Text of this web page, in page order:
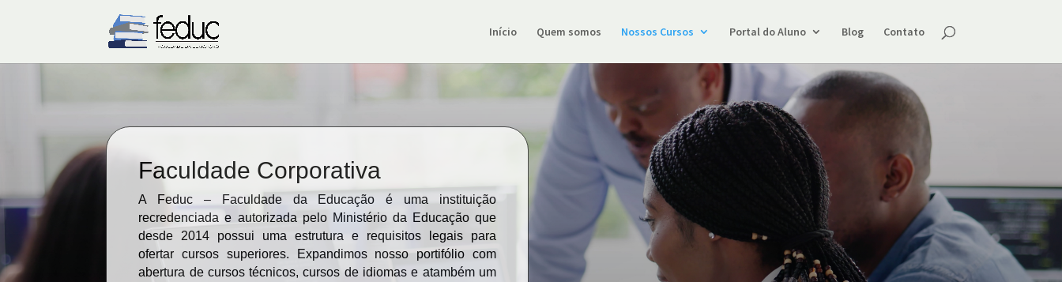
Início Quem somos Nossos Cursos Portal do Aluno Blog Contato
Faculdade Corporativa
A Feduc – Faculdade da Educação é uma instituição
recredenciada e autorizada pelo Ministério da Educação que
desde 2014 possui uma estrutura e requisitos legais para
ofertar cursos superiores. Expandimos nosso portifólio com
abertura de cursos técnicos, cursos de idiomas e atambém um